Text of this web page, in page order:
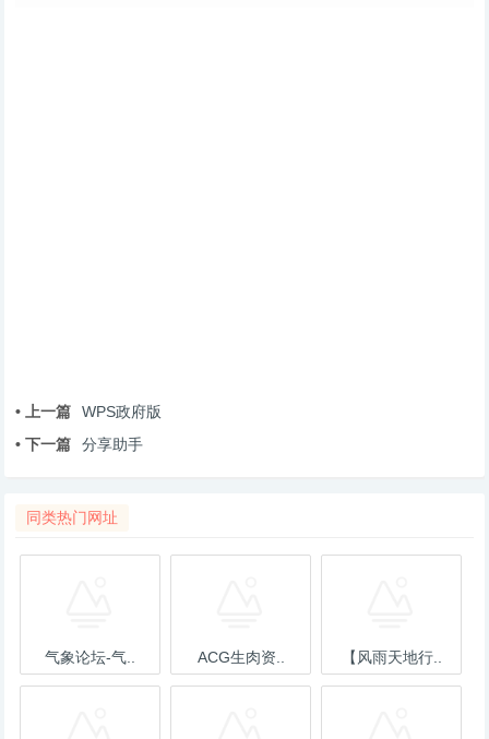
• 上一篇
WPS政府版
• 下一篇
分享助手
同类热门网址
气象论坛-气.. ACG生肉资.. 【风雨天地行..